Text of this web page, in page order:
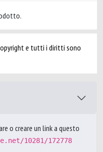
e tutti i diritti sono
o creare un link a questo
10281/172778